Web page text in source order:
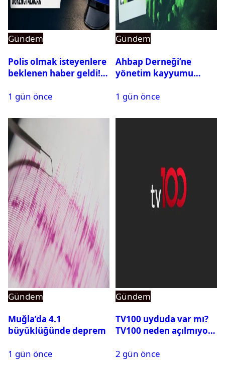
Gündem
Polis olmak isteyenlere
beklenen haber geldi!
1 gün önce
Gündem
Ahbap Derneği’ne
yönetim kayyumu
açıldı
1 gün önce
Gündem
Muğla’da 4.1
büyüklüğünde deprem
1 gün önce
Gündem
TV100 uyduda var mı?
TV100 neden açılmıyor?
2 gün önce